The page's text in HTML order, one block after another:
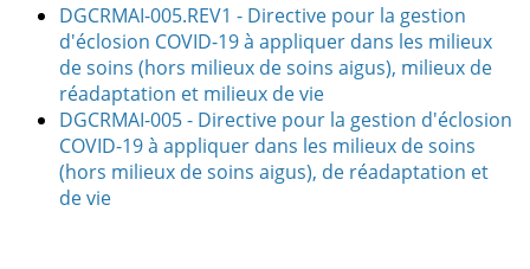
DGCRMAI-005.REV1 - Directive pour la gestion
d'éclosion COVID-19 à appliquer dans les milieux
de soins (hors milieux de soins aigus), milieux de
réadaptation et milieux de vie
DGCRMAI-005 - Directive pour la gestion d'éclosion
COVID-19 à appliquer dans les milieux de soins
(hors milieux de soins aigus), de réadaptation et
de vie